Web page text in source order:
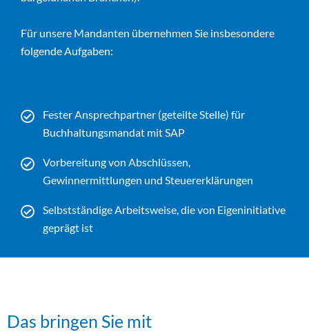
Für unsere Mandanten übernehmen Sie insbesondere
folgende Aufgaben:
Fester Ansprechpartner (geteilte Stelle) für
Buchhaltungsmandat mit SAP
Vorbereitung von Abschlüssen,
Gewinnermittlungen und Steuererklärungen
Selbstständige Arbeitsweise, die von Eigeninitiative
geprägt ist
Das bringen Sie mit